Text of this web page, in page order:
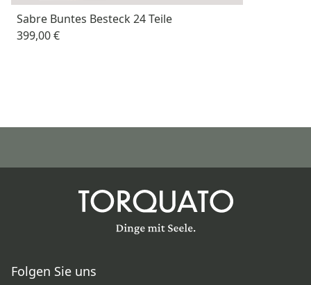
Sabre Buntes Besteck 24 Teile
399,00 €
Folgen Sie uns